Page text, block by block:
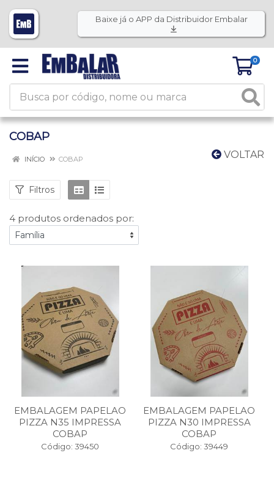
Baixe já o APP da Distribuidor Embalar
0
COBAP
VOLTAR
INÍCIO COBAP
Filtros
4 produtos ordenados por:
EMBALAGEM PAPELAO
PIZZA N35 IMPRESSA
COBAP
Código: 39450
EMBALAGEM PAPELAO
PIZZA N30 IMPRESSA
COBAP
Código: 39449